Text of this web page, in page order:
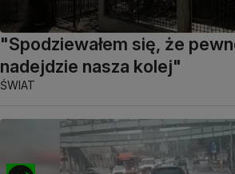
"Spodziewałem się, że
nadejdzie nasza kolej"
ŚWIAT